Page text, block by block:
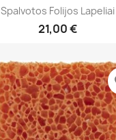
Greita peržiūra
Spalvotos Folijos Lapeliai
21,00 €